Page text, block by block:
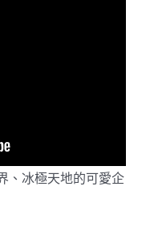
、冰極天地的可愛企